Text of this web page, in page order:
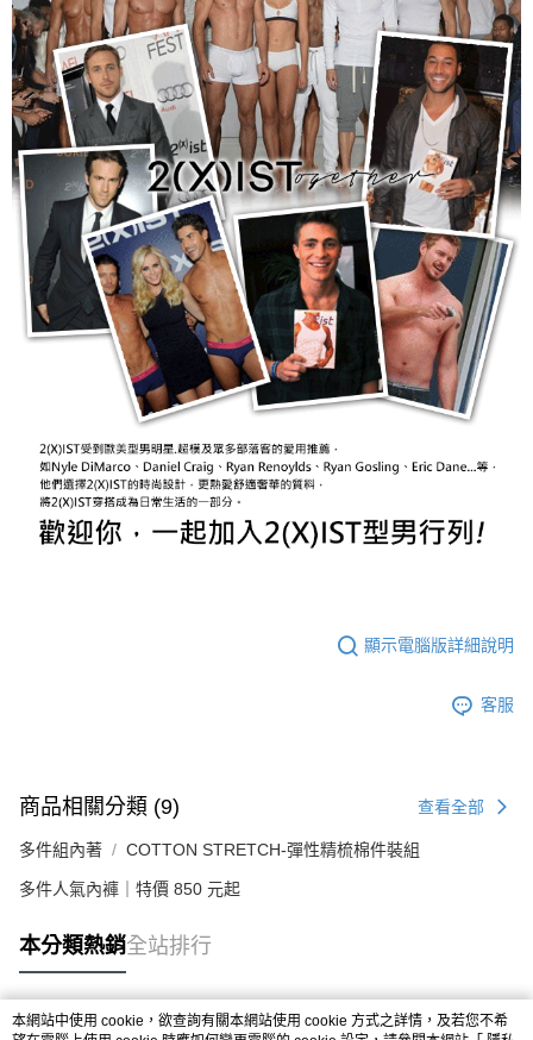
顯示電腦版詳細說明
客服
商品相關分類 (9) 查看全部
多件組內著 COTTON STRETCH-彈性精梳棉件裝組
多件人氣內褲｜特價 850 元起
本分類熱銷全站排行
本網站中使用 cookie，欲查詢有關本網站使用 cookie 方式之詳情，及若您不希